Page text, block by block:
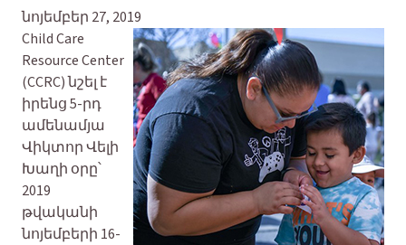
նոյեմբեր 27, 2019
Child Care
Resource Center
(CCRC) նշել է
իրենց 5-րդ
ամենամյա
Վիկտոր Վելի
Խաղի օրը՝
2019
թվականի
նոյեմբերի 16-